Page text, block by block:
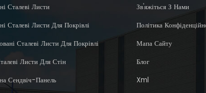
Сталеві Листи
Сталеві Листи Для Покрівлі
Сталеві Листи Для Покрівлі
Листи Для Стін
Сендвіч-Панель
Зв'яжіться З Нами
Політика
Мапа Сайту
Блог
Xml